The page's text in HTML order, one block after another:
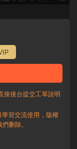
接後台提交工單說明
習交流使用，版權
删除。